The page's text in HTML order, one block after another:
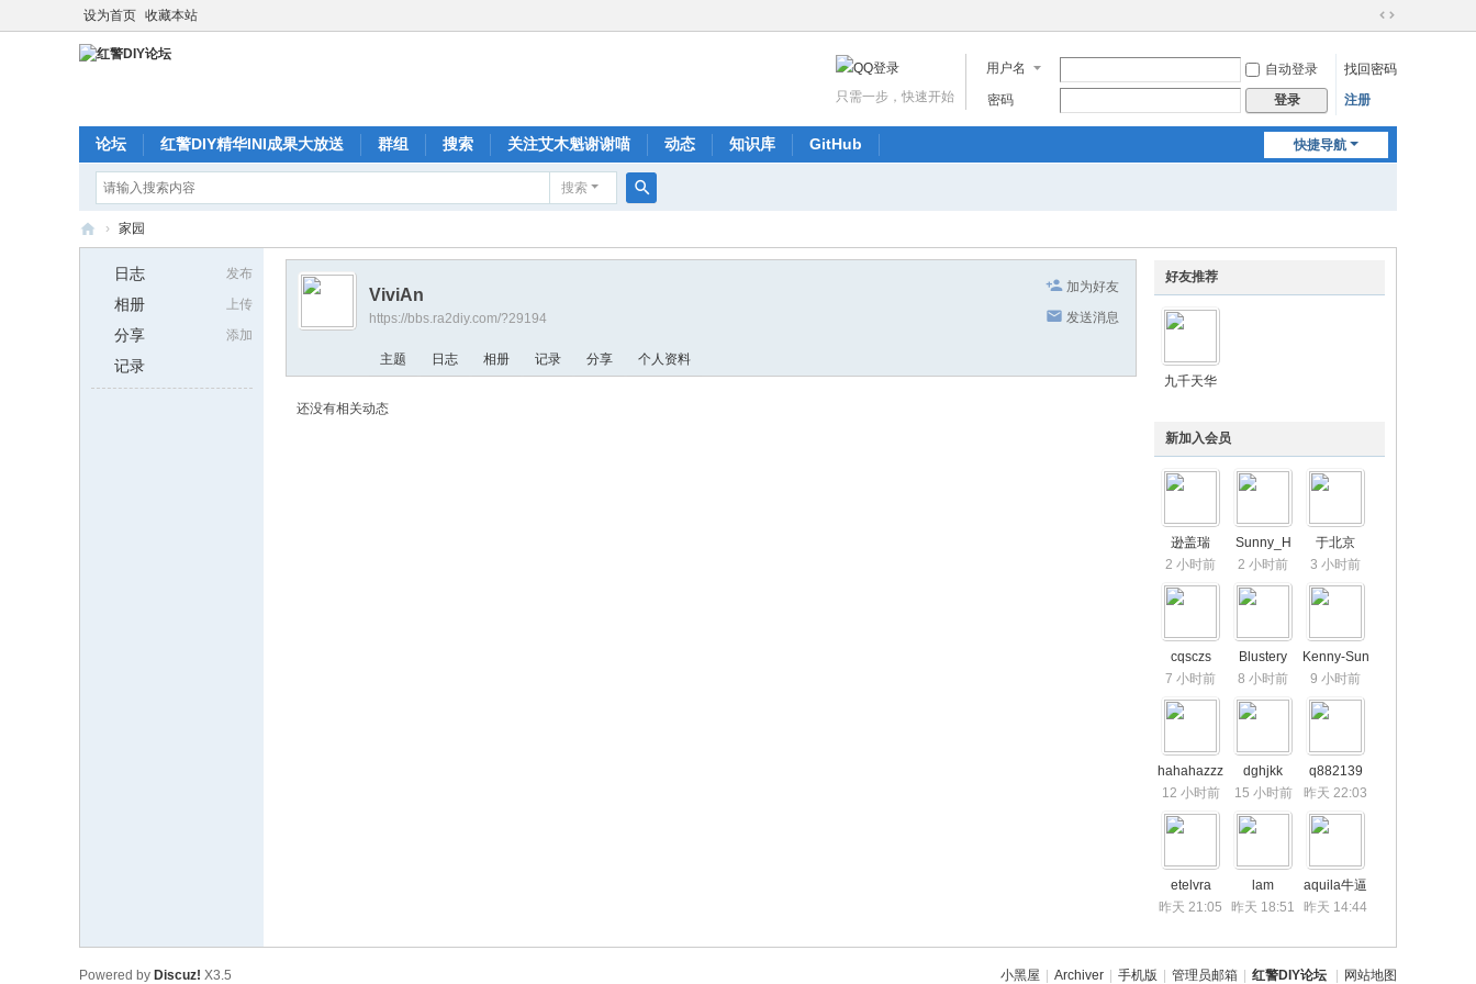
设为首页 收藏本站
切
到
用户名 自动登录
找回密码
密码
登录 注册
只需一步，快速开始
快捷导航
论坛 红警DIY精华INI成果大放送 群组 搜索 关注艾木魁谢谢喵 动态 知识库 GitHub
搜索
索
Y
› 家园
发布
日志
上传
相册
添加
分享
记录
好友推荐
九千天华
新加入会员
逊盖瑞
2 小时前
Sunny_H
2 小时前
于北京
3 小时前
cqsczs
7 小时前
Blustery
8 小时前
Kenny-Sun
9 小时前
hahahazzz
12 小时前
dghjkk
15 小时前
q882139
昨天 22:03
etelvra
昨天 21:05
lam
昨天 18:51
aquila牛逼
昨天 14:44
加为好友
发送消息
ViviAn
https://bbs.ra2diy.com/?29194
主题 日志 相册 记录 分享 个人资料
还没有相关动态
小黑屋 Archiver 手机版 管理员邮箱 红警DIY论坛 网站地图
Powered by Discuz! X3.5